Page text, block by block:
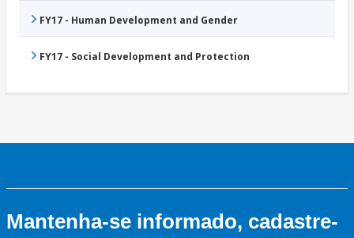
FY17 - Human Development and Gender
FY17 - Social Development and Protection
Mantenha-se informado, cadastre-